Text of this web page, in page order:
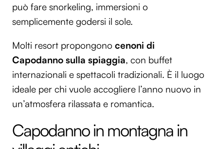
può fare snorkeling, immersioni o
semplicemente godersi il sole.
Molti resort propongono cenoni di
Capodanno sulla spiaggia, con buffet
internazionali e spettacoli tradizionali. È il luogo
ideale per chi vuole accogliere l’anno nuovo in
un’atmosfera rilassata e romantica.
Capodanno in montagna in